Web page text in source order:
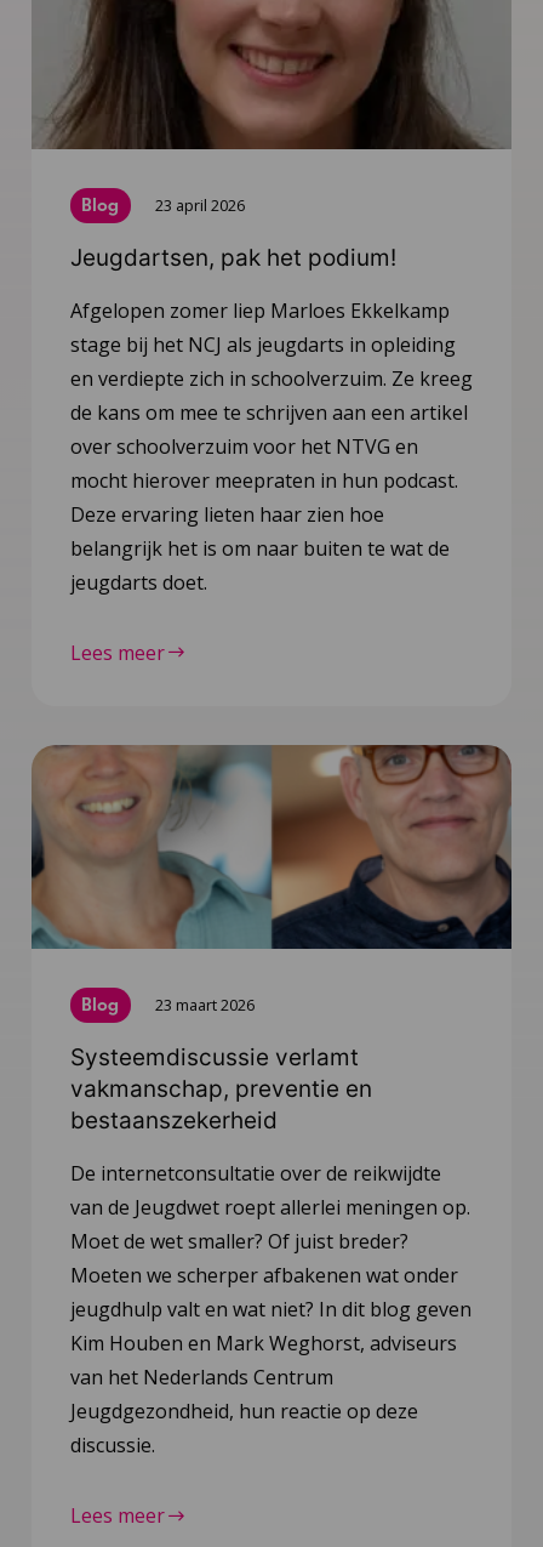
Blog 23 april 2026
Jeugdartsen, pak het podium!
Afgelopen zomer liep Marloes Ekkelkamp
stage bij het NCJ als jeugdarts in opleiding
en verdiepte zich in schoolverzuim. Ze kreeg
de kans om mee te schrijven aan een artikel
over schoolverzuim voor het NTVG en
mocht hierover meepraten in hun podcast.
Deze ervaring lieten haar zien hoe
belangrijk het is om naar buiten te wat de
jeugdarts doet.
Lees meer
Blog 23 maart 2026
Systeemdiscussie verlamt
vakmanschap, preventie en
bestaanszekerheid
De internetconsultatie over de reikwijdte
van de Jeugdwet roept allerlei meningen op.
Moet de wet smaller? Of juist breder?
Moeten we scherper afbakenen wat onder
jeugdhulp valt en wat niet? In dit blog geven
Kim Houben en Mark Weghorst, adviseurs
van het Nederlands Centrum
Jeugdgezondheid, hun reactie op deze
discussie.
Lees meer